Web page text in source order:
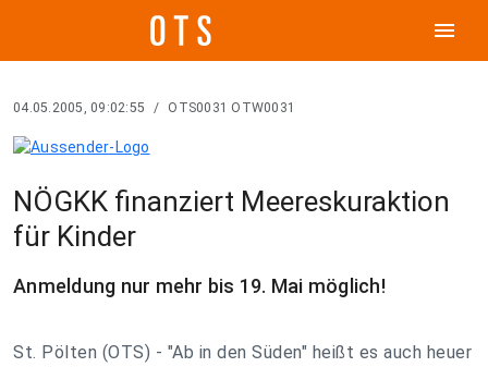
menu
04.05.2005, 09:02:55 / OTS0031 OTW0031
NÖGKK finanziert Meereskuraktion
für Kinder
Anmeldung nur mehr bis 19. Mai möglich!
St. Pölten (OTS) - "Ab in den Süden" heißt es auch heuer